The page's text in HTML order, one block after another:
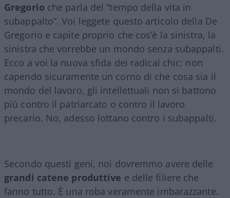
Gregorio che parla del “tempo della vita in
subappalto”. Voi leggete questo articolo della De
Gregorio e capite proprio che cos’è la sinistra, la
sinistra che vorrebbe un mondo senza subappalti.
Ecco a voi la nuova sfida dei radical chic: non
capendo sicuramente un corno di che cosa sia il
mondo del lavoro, gli intellettuali non si battono
più contro il patriarcato o contro il lavoro
precario. No, adesso lottano contro i subappalti.
Secondo questi geni, noi dovremmo avere delle
grandi catene produttive e delle filiere che
fanno tutto. È una roba veramente imbarazzante.